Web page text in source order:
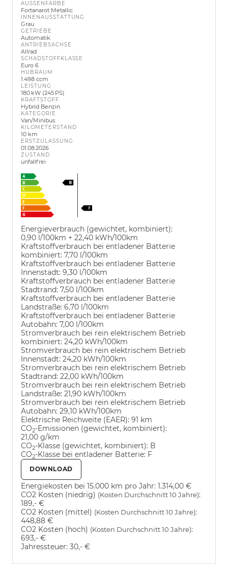
AUSSENFARBE
Fortanarot Metallic
INNENAUSSTATTUNG
Grau
GETRIEBE
Automatik
ANTRIEBSACHSE
Allrad
SCHADSTOFFKLASSE
Euro 6
HUBRAUM
1.498 ccm
LEISTUNG
180 kW (245 PS)
KRAFTSTOFF
Hybrid Benzin
KATEGORIE
Van/Minibus
KILOMETERSTAND
10 km
ERSTZULASSUNG
01.08.2026
ZUSTAND
unfallfrei
Energieverbrauch (gewichtet, kombiniert):
0,90 l/100km + 22,40 kWh/100km
Kraftstoffverbrauch bei entladener Batterie
kombiniert: 7,70 l/100km
Kraftstoffverbrauch bei entladener Batterie
Innenstadt: 9,30 l/100km
Kraftstoffverbrauch bei entladener Batterie
Stadtrand: 7,50 l/100km
Kraftstoffverbrauch bei entladener Batterie
Landstraße: 6,70 l/100km
Kraftstoffverbrauch bei entladener Batterie
Autobahn: 7,00 l/100km
Stromverbrauch bei rein elektrischem Betrieb
kombiniert: 24,20 kWh/100km
Stromverbrauch bei rein elektrischem Betrieb
Innenstadt: 24,20 kWh/100km
Stromverbrauch bei rein elektrischem Betrieb
Stadtrand: 22,00 kWh/100km
Stromverbrauch bei rein elektrischem Betrieb
Landstraße: 21,90 kWh/100km
Stromverbrauch bei rein elektrischem Betrieb
Autobahn: 29,10 kWh/100km
Elektrische Reichweite (EAER): 91 km
CO2-Emissionen (gewichtet, kombiniert):
21,00 g/km
CO2-Klasse (gewichtet, kombiniert): B
CO2-Klasse bei entladener Batterie: F
DOWNLOAD
Energiekosten bei 15.000 km pro Jahr: 1.314,00 €
CO2 Kosten (niedrig) (Kosten Durchschnitt 10 Jahre):
189,- €
CO2 Kosten (mittel) (Kosten Durchschnitt 10 Jahre):
448,88 €
CO2 Kosten (hoch) (Kosten Durchschnitt 10 Jahre):
693,- €
Jahressteuer: 30,- €